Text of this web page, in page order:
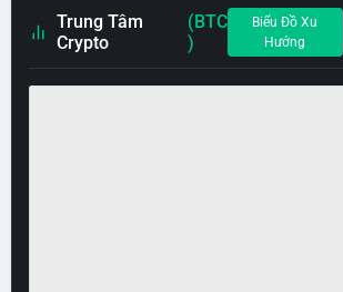
Trung Tâm
Crypto
(BTC
)
Biểu Đồ Xu
Hướng